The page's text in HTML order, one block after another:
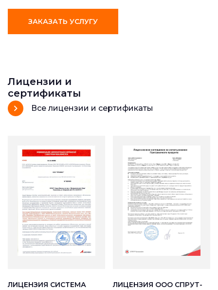
ЗАКАЗАТЬ УСЛУГУ
Лицензии и
сертификаты
Все лицензии и сертификаты
ЛИЦЕНЗИЯ СИСТЕМА
ЛИЦЕНЗИЯ ООО СПРУТ-